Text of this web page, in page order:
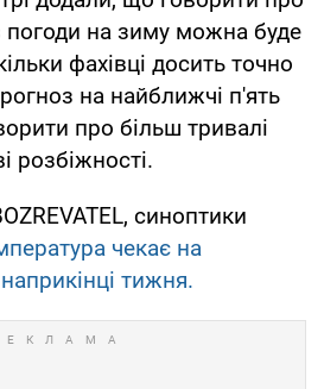
погоди на зиму можна буде
фахівці досить точно
на найближчі п'ять
про більш тривалі
розбіжності.
синоптики
чекає на
тижня.